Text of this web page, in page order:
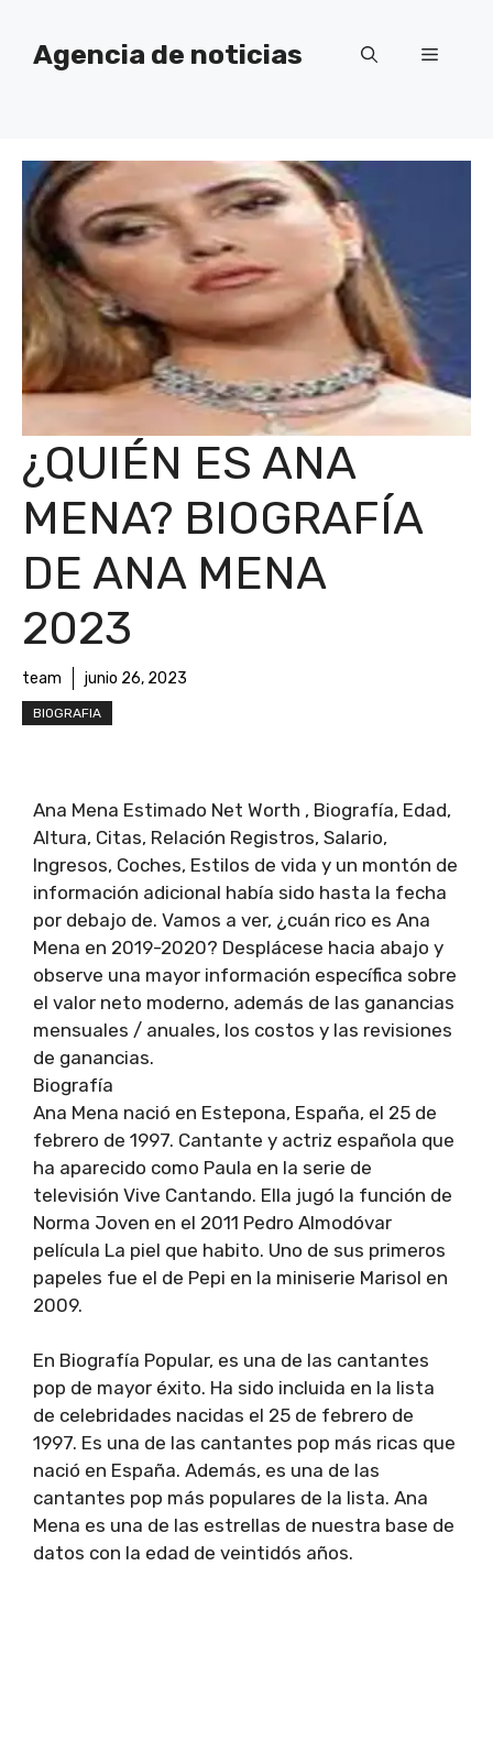
contenido
Agencia de noticias Menú
¿QUIÉN ES ANA
MENA? BIOGRAFÍA
DE ANA MENA
2023
team junio 26, 2023
BIOGRAFIA
Ana Mena Estimado Net Worth , Biografía, Edad,
Altura, Citas, Relación Registros, Salario,
Ingresos, Coches, Estilos de vida y un montón de
información adicional había sido hasta la fecha
por debajo de. Vamos a ver, ¿cuán rico es Ana
Mena en 2019-2020? Desplácese hacia abajo y
observe una mayor información específica sobre
el valor neto moderno, además de las ganancias
mensuales / anuales, los costos y las revisiones
de ganancias.
Biografía
Ana Mena nació en Estepona, España, el 25 de
febrero de 1997. Cantante y actriz española que
ha aparecido como Paula en la serie de
televisión Vive Cantando. Ella jugó la función de
Norma Joven en el 2011 Pedro Almodóvar
película La piel que habito. Uno de sus primeros
papeles fue el de Pepi en la miniserie Marisol en
2009.
En Biografía Popular, es una de las cantantes
pop de mayor éxito. Ha sido incluida en la lista
de celebridades nacidas el 25 de febrero de
1997. Es una de las cantantes pop más ricas que
nació en España. Además, es una de las
cantantes pop más populares de la lista. Ana
Mena es una de las estrellas de nuestra base de
datos con la edad de veintidós años.